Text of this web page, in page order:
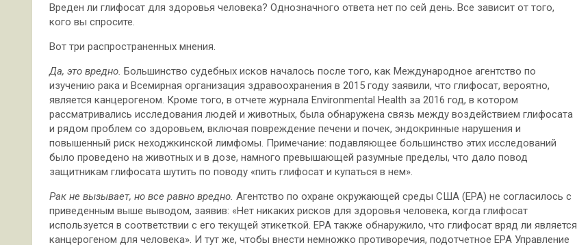
Вреден ли глифосат для здоровья человека? Однозначного ответа нет по сей день. Все зависит от того,
кого вы спросите.
Вот три распространенных мнения.
Да, это вредно. Большинство судебных исков началось после того, как Международное агентство по
изучению рака и Всемирная организация здравоохранения в 2015 году заявили, что глифосат, вероятно,
является канцерогеном. Кроме того, в отчете журнала Environmental Health за 2016 год, в котором
рассматривались исследования людей и животных, была обнаружена связь между воздействием глифосата
и рядом проблем со здоровьем, включая повреждение печени и почек, эндокринные нарушения и
повышенный риск неходжкинской лимфомы. Примечание: подавляющее большинство этих исследований
было проведено на животных и в дозе, намного превышающей разумные пределы, что дало повод
защитникам глифосата шутить по поводу «пить глифосат и купаться в нем».
Рак не вызывает, но все равно вредно. Агентство по охране окружающей среды США (EPA) не согласилось с
приведенным выше выводом, заявив: «Нет никаких рисков для здоровья человека, когда глифосат
используется в соответствии с его текущей этикеткой. EPA также обнаружило, что глифосат вряд ли является
канцерогеном для человека». И тут же, чтобы внести немножко противоречия, подотчетное ЕРА Управление